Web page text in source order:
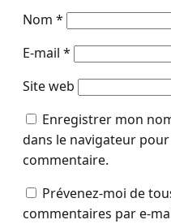
Nom *
E-mail *
Site web
Enregistrer mon
dans le navigateur
commentaire.
Prévenez-moi de
commentaires par e-